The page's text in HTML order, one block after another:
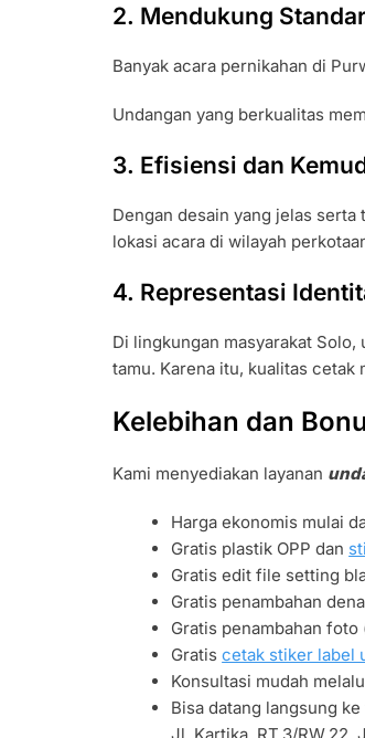
2. Mendukung
Banyak acara pernikahan di
Undangan yang berkualitas
3. Efisiensi dan
Dengan desain yang jelas serta
lokasi acara di wilayah
4. Representasi
Di lingkungan masyarakat
tamu. Karena itu, kualitas cetak
Kelebihan dan
Kami menyediakan layanan
Harga ekonomis mulai
Gratis plastik OPP dan
Gratis edit file setting
Gratis penambahan
Gratis penambahan
Gratiscetak stiker label
Konsultasi mudah
Bisa datang langsung ke
Jl. Kartika, RT.3/RW.22,